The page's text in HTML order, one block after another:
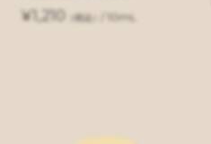
¥1,210 （税込） / 10mL